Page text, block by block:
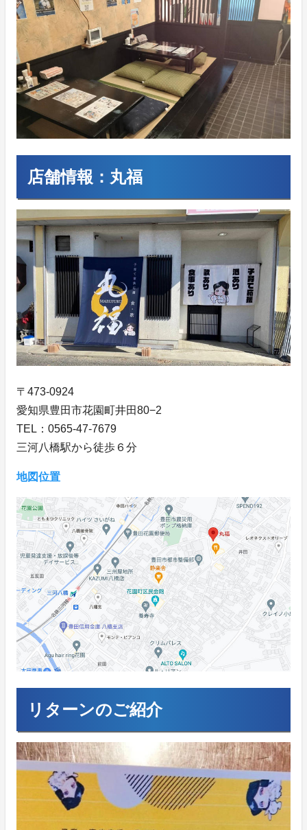
店舗情報：丸福
〒473-0924
愛知県豊田市花園町井田80−2
TEL：0565-47-7679
三河八橋駅から徒歩６分
地図位置
リターンのご紹介